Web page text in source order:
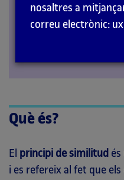
Què és?
El principi de similitud
i es refereix al fet que
nosaltres a
correu electrònic: